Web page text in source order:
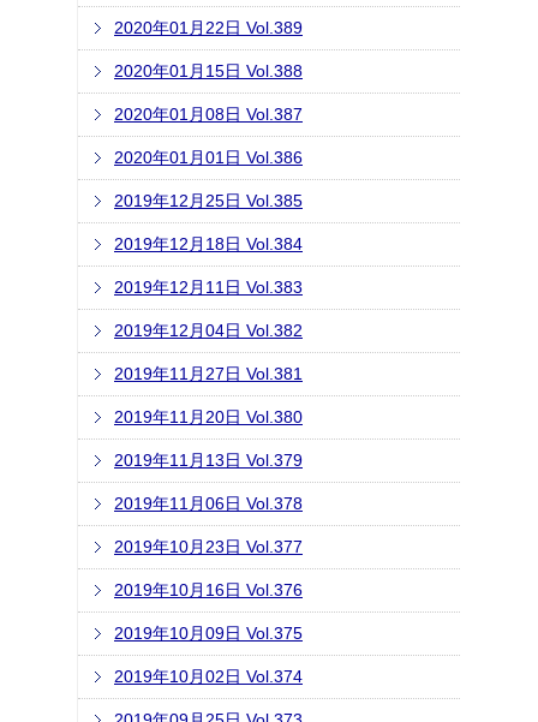
2020年01月22日 Vol.389
2020年01月15日 Vol.388
2020年01月08日 Vol.387
2020年01月01日 Vol.386
2019年12月25日 Vol.385
2019年12月18日 Vol.384
2019年12月11日 Vol.383
2019年12月04日 Vol.382
2019年11月27日 Vol.381
2019年11月20日 Vol.380
2019年11月13日 Vol.379
2019年11月06日 Vol.378
2019年10月23日 Vol.377
2019年10月16日 Vol.376
2019年10月09日 Vol.375
2019年10月02日 Vol.374